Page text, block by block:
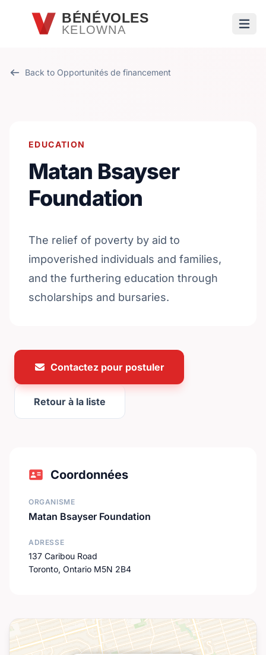
Passer au contenu principal
BÉNÉVOLES
KELOWNA
Back to Opportunités de financement
EDUCATION
Matan Bsayser
Foundation
The relief of poverty by aid to
impoverished individuals and families,
and the furthering education through
scholarships and bursaries.
Contactez pour postuler
Retour à la liste
Coordonnées
ORGANISME
Matan Bsayser Foundation
ADRESSE
137 Caribou Road
Toronto, Ontario M5N 2B4